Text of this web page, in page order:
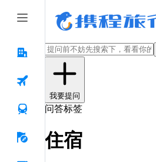
我要提问
问答标签
住宿